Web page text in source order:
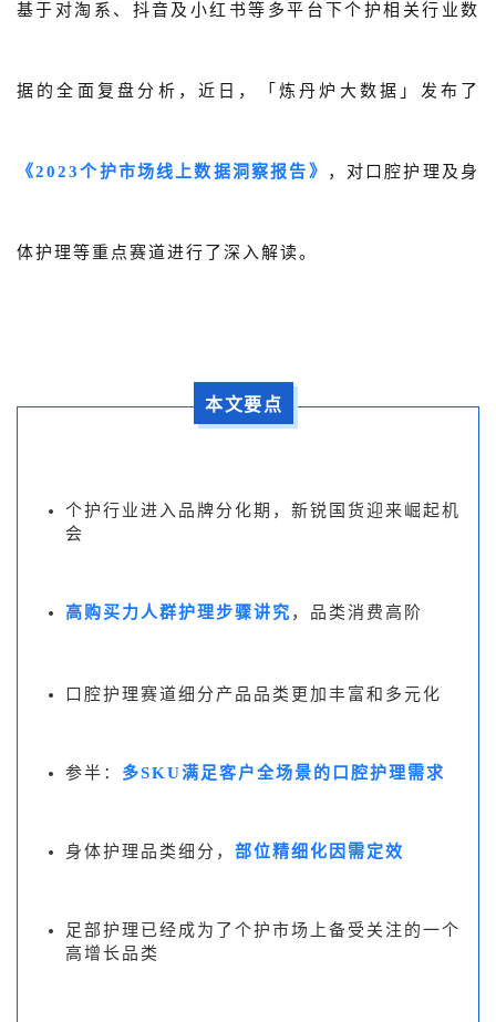
基于对淘系、抖音及小红书等多平台下个护相关行业数
据的全面复盘分析，近日，「炼丹炉大数据」发布了
《2023个护市场线上数据洞察报告》 ，对口腔护理及身
体护理等重点赛道进行了深入解读。
本文要点
个护行业进入品牌分化期，新锐国货迎来崛起机
会
高购买力人群护理步骤讲究 ，品类消费高阶
口腔护理赛道细分产品品类更加丰富和多元化
参半： 多SKU满足客户全场景的口腔护理需求
身体护理品类细 分， 部位精细化因需定效
足部护理已经成为了个护市场上备受关注的一个
高增长品类